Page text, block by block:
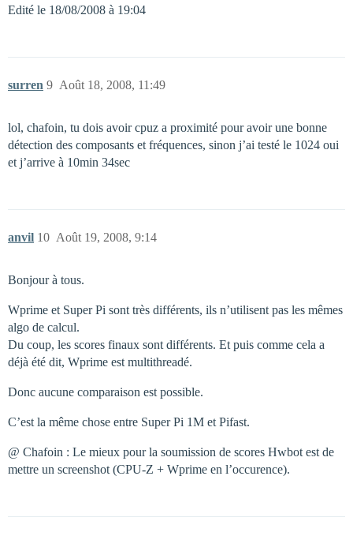
Edité le 18/08/2008 à 19:04
surren Août 18, 2008, 11:49
9
lol, chafoin, tu dois avoir cpuz a proximité pour avoir une bonne
détection des composants et fréquences, sinon j’ai testé le 1024 oui
et j’arrive à 10min 34sec
anvil Août 19, 2008, 9:14
10
Bonjour à tous.
Wprime et Super Pi sont très différents, ils n’utilisent pas les mêmes
algo de calcul.
Du coup, les scores finaux sont différents. Et puis comme cela a
déjà été dit, Wprime est multithreadé.
Donc aucune comparaison est possible.
C’est la même chose entre Super Pi 1M et Pifast.
@ Chafoin : Le mieux pour la soumission de scores Hwbot est de
mettre un screenshot (CPU-Z + Wprime en l’occurence).